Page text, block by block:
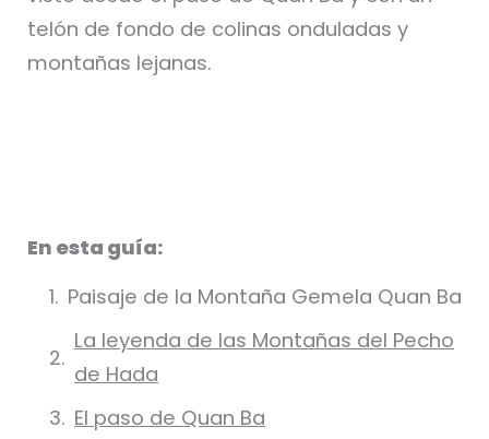
telón de fondo de colinas onduladas y
montañas lejanas.
En esta guía:
Paisaje de la Montaña Gemela Quan Ba
La leyenda de las Montañas del Pecho
de Hada
El paso de Quan Ba